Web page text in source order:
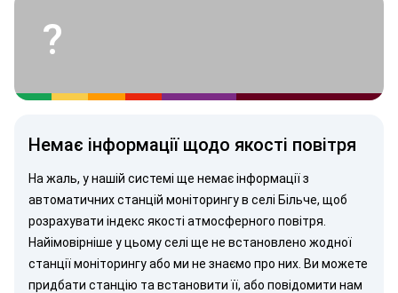
?
Немає інформації щодо якості повітря
На жаль, у нашій системі ще немає інформації з
автоматичних станцій моніторингу в селі Більче, щоб
розрахувати індекс якості атмосферного повітря.
Найімовірніше у цьому селі ще не встановлено жодної
станції моніторингу або ми не знаємо про них. Ви можете
придбати станцію та встановити її, або повідомити нам